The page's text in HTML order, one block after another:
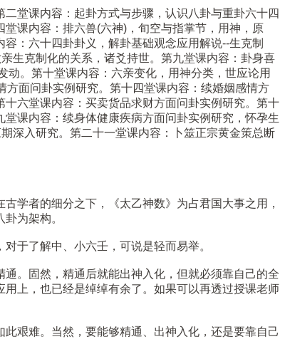
堂课内容：起卦方式与步骤，认识八卦与重卦六十四
课内容：排六兽(六神)，旬空与指掌节，用神，原
：六十四卦卦义，解卦基础观念应用解说--生克制
生克制化的关系，诸爻持世。第九堂课内容：卦身喜
。第十堂课内容：六亲变化，用神分类，世应论用
面问卦实例研究。第十四堂课内容：续婚姻感情方
六堂课内容：买卖货品求财方面问卦实例研究。第十
课内容：续身体健康疾病方面问卦实例研究，怀孕生
深入研究。第二十一堂课内容：卜筮正宗黄金策总断
学者的细分之下，《太乙神数》为占君国大事之用，
为架构。
于了解中、小六壬，可说是轻而易举。
。固然，精通后就能出神入化，但就必须靠自己的全
上，也已经是绰绰有余了。如果可以再透过授课老师
艰难。当然，要能够精通、出神入化，还是要靠自己